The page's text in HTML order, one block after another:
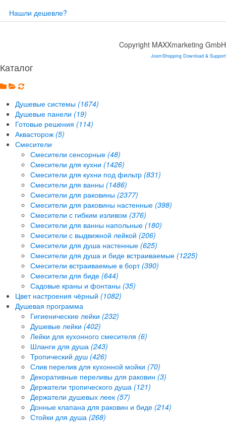
Нашли дешевле?
Copyright MAXXmarketing GmbH
JoomShopping Download & Support
Каталог
Душевые системы (1674)
Душевые панели (19)
Готовые решения (114)
Аквасторож (5)
Смесители
Смесители сенсорные (48)
Смесители для кухни (1426)
Смесители для кухни под фильтр (831)
Смесители для ванны (1486)
Смесители для раковины (2377)
Смесители для раковины настенные (398)
Смесители с гибким изливом (376)
Смесители для ванны напольные (180)
Смесители с выдвижной лейкой (206)
Смесители для душа настенные (625)
Смесители для душа и биде встраиваемые (1225)
Смесители встраиваемые в борт (390)
Смесители для биде (644)
Садовые краны и фонтаны (35)
Цвет настроения чёрный (1082)
Душевая программа
Гигиенические лейки (232)
Душевые лейки (402)
Лейки для кухонного смесителя (6)
Шланги для душа (243)
Тропический душ (426)
Слив перелив для кухонной мойки (70)
Декоративные переливы для раковин (3)
Держатели тропического душа (121)
Держатели душевых леек (57)
Донные клапана для раковин и биде (214)
Стойки для душа (268)